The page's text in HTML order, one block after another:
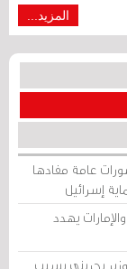
المزيد...
عامة مفادها
إسرائيل
يهدد
بحريني بسبب